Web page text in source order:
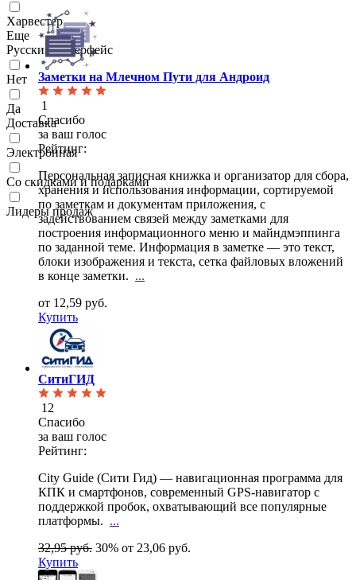
Харвестер
Еще
Русский интерфейс
Нет
Да
Доставка
Электронная
Со скидками и подарками
Лидеры продаж
Заметки на Млечном Пути для Андроид
1
Спасибо
за ваш голос
Рейтинг:
Персональная записная книжка и организатор для сбора,
хранения и использования информации, сортируемой
по заметкам и документам приложения, с
задействованием связей между заметками для
построения информационного меню и майндмэппинга
по заданной теме. Информация в заметке — это текст,
блоки изображения и текста, сетка файловых вложений
в конце заметки. ...
от 12,59 руб.
Купить
СитиГИД
12
Спасибо
за ваш голос
Рейтинг:
City Guide (Сити Гид) — навигационная программа для
КПК и смартфонов, современный GPS-навигатор с
поддержкой пробок, охватывающий все популярные
платформы. ...
32,95 руб. 30% от 23,06 руб.
Купить